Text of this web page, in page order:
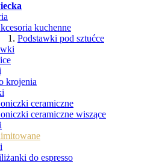
kuchenne
Podstawki pod sztućce
krojenia
ceramiczne
ceramiczne wiszące
do espresso